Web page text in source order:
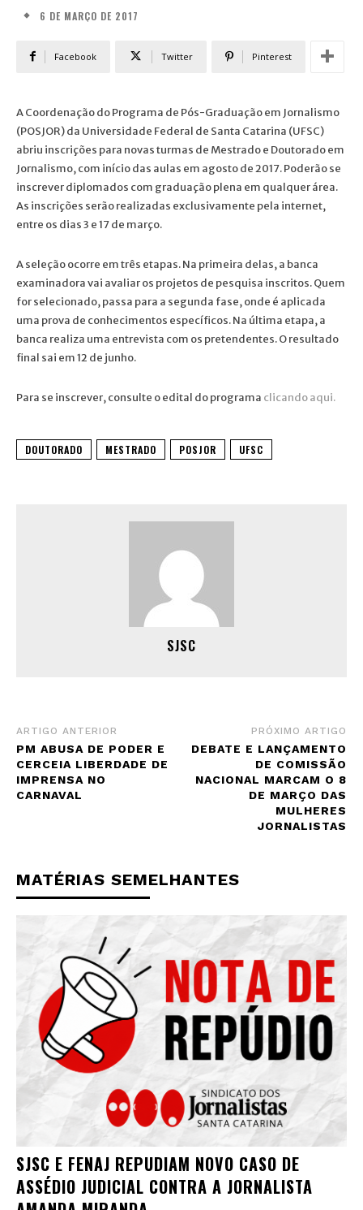
6 DE MARÇO DE 2017
Facebook Twitter Pinterest
A Coordenação do Programa de Pós-Graduação em Jornalismo
(POSJOR) da Universidade Federal de Santa Catarina (UFSC)
abriu inscrições para novas turmas de Mestrado e Doutorado em
Jornalismo, com início das aulas em agosto de 2017. Poderão se
inscrever diplomados com graduação plena em qualquer área.
As inscrições serão realizadas exclusivamente pela internet,
entre os dias 3 e 17 de março.
A seleção ocorre em três etapas. Na primeira delas, a banca
examinadora vai avaliar os projetos de pesquisa inscritos. Quem
for selecionado, passa para a segunda fase, onde é aplicada
uma prova de conhecimentos específicos. Na última etapa, a
banca realiza uma entrevista com os pretendentes. O resultado
final sai em 12 de junho.
Para se inscrever, consulte o edital do programa clicando aqui.
DOUTORADO MESTRADO POSJOR UFSC
SJSC
ARTIGO ANTERIOR
PM ABUSA DE PODER E
CERCEIA LIBERDADE DE
IMPRENSA NO
CARNAVAL
PRÓXIMO ARTIGO
DEBATE E LANÇAMENTO
DE COMISSÃO
NACIONAL MARCAM O 8
DE MARÇO DAS
MULHERES
JORNALISTAS
MATÉRIAS SEMELHANTES
SJSC E FENAJ REPUDIAM NOVO CASO DE
ASSÉDIO JUDICIAL CONTRA A JORNALISTA